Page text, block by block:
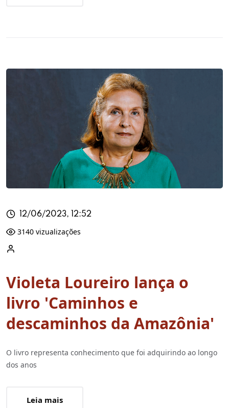
12/06/2023, 12:52
3140 vizualizações
Violeta Loureiro lança o
livro 'Caminhos e
descaminhos da Amazônia'
O livro representa conhecimento que foi adquirindo ao longo
dos anos
Leia mais